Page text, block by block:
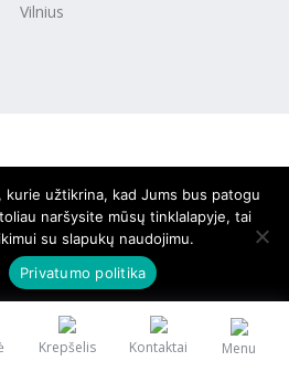
Krepšelis Kontaktai Menu
Vilnius
kurie užtikrina, kad Jums bus patogu
naršysite mūsų tinklalapyje, tai
su slapukų naudojimu.
Privatumo politika